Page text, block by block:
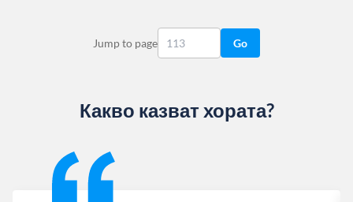
Jump to page Go
Какво казват хората?